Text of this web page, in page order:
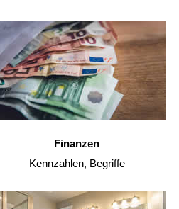
Finanzen
Kennzahlen, Begriffe